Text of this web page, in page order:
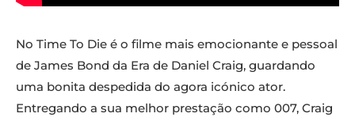
No Time To Die é o filme mais emocionante e pessoal
de James Bond da Era de Daniel Craig, guardando
uma bonita despedida do agora icónico ator.
Entregando a sua melhor prestação como 007, Craig